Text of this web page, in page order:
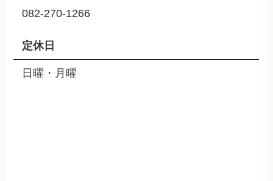
082-270-1266
定休日
日曜・月曜